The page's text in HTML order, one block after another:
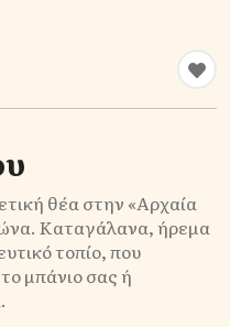
θέα στην «Αρχαία
Καταγάλανα, ήρεμα
τοπίο, που
μπάνιο σας ή